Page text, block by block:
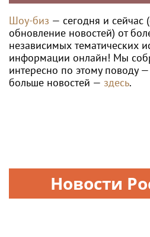
Шоу-биз — сегодня и сейчас
обновление новостей) от
независимых тематических
информации онлайн! Мы
интересно по этому поводу —
больше новостей — здесь.
Новости